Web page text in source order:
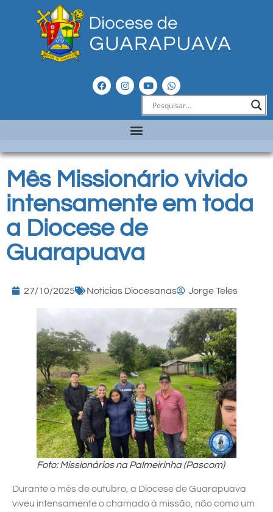
Mês Missionário vivido
intensamente em toda
a Diocese de
Guarapuava
27/10/2025 Notícias Diocesanas Jorge Teles
Foto: Missionários na Palmeirinha (Pascom)
Durante o mês de outubro, a Diocese de Guarapuava
viveu intensamente o chamado à missão, não como um